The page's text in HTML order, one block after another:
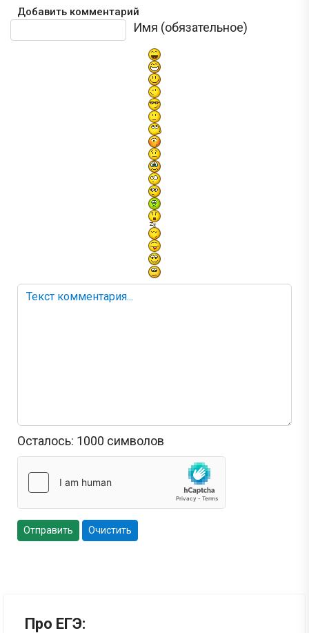
Добавить комментарий
Имя (обязательное)
Осталось: 1000 символов
Отправить Очистить
Про ЕГЭ: